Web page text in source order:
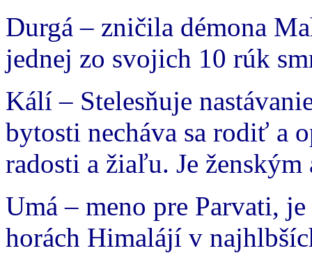
Durgá – zničila démona
jednej zo svojich 10 rúk
Kálí – Stelesňuje
bytosti necháva sa rodiť a
radosti a žiaľu. Je
Umá – meno pre Parvati,
horách Himalájí v